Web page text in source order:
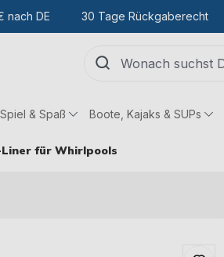
nach DE 30 Tage Rückgaberecht
Spiel & Spaß Boote, Kajaks & SUPs
für Whirlpools